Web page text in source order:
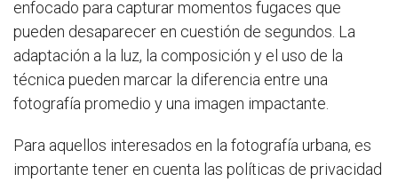
enfocado para capturar momentos fugaces que
pueden desaparecer en cuestión de segundos. La
adaptación a la luz, la composición y el uso de la
técnica pueden marcar la diferencia entre una
fotografía promedio y una imagen impactante.
Para aquellos interesados ​​en la fotografía urbana, es
importante tener en cuenta las políticas de privacidad